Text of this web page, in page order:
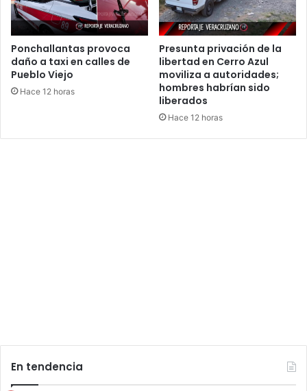
Ponchallantas provoca
daño a taxi en calles de
Pueblo Viejo
Hace 12 horas
Presunta privación de la
libertad en Cerro Azul
moviliza a autoridades;
hombres habrían sido
liberados
Hace 12 horas
En tendencia